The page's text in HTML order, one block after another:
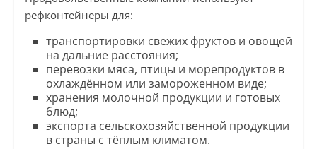
рефконтейнеры для:
транспортировки свежих фруктов и овощей
на дальние расстояния;
перевозки мяса, птицы и морепродуктов в
охлаждённом или замороженном виде;
хранения молочной продукции и готовых
блюд;
экспорта сельскохозяйственной продукции
в страны с тёплым климатом.